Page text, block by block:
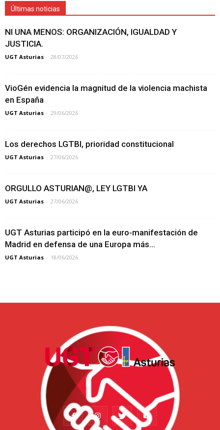
Últimas noticias
NI UNA MENOS: ORGANIZACIÓN, IGUALDAD Y
JUSTICIA.
UGT Asturias - 28/07/2026
VioGén evidencia la magnitud de la violencia machista
en España
UGT Asturias - 29/06/2026
Los derechos LGTBI, prioridad constitucional
UGT Asturias - 27/06/2026
ORGULLO ASTURIAN@, LEY LGTBI YA
UGT Asturias - 27/06/2026
UGT Asturias participó en la euro-manifestación de
Madrid en defensa de una Europa más...
UGT Asturias - 18/06/2026